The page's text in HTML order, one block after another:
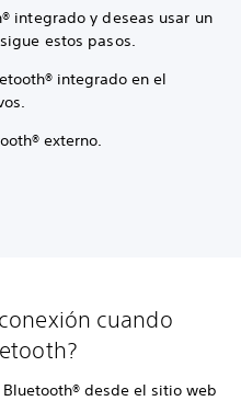
integrado y deseas usar un
estos pasos.
integrado en el
externo.
cuando
desde el sitio web